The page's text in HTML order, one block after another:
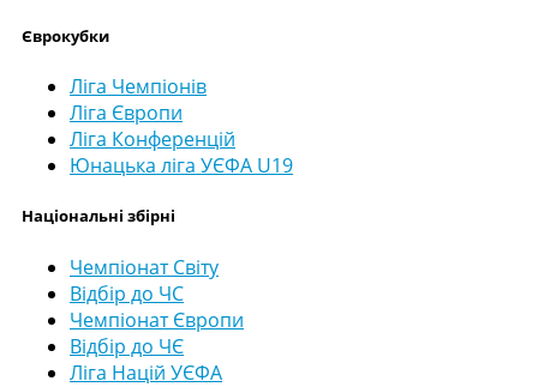
Єврокубки
Ліга Чемпіонів
Ліга Європи
Ліга Конференцій
Юнацька ліга УЄФА U19
Національні збірні
Чемпіонат Світу
Відбір до ЧС
Чемпіонат Європи
Відбір до ЧЄ
Ліга Націй УЄФА